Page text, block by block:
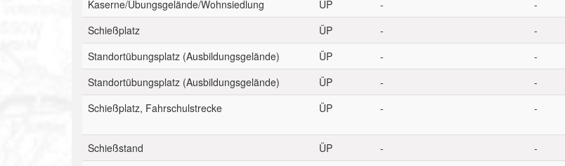
Kaserne/Übungsgelände/Wohnsiedlung
ÜP - -
Schießplatz
ÜP - -
Standortübungsplatz (Ausbildungsgelände)
ÜP - -
Standortübungsplatz (Ausbildungsgelände)
ÜP - -
Schießplatz, Fahrschulstrecke
ÜP - -
Schießstand
ÜP - -